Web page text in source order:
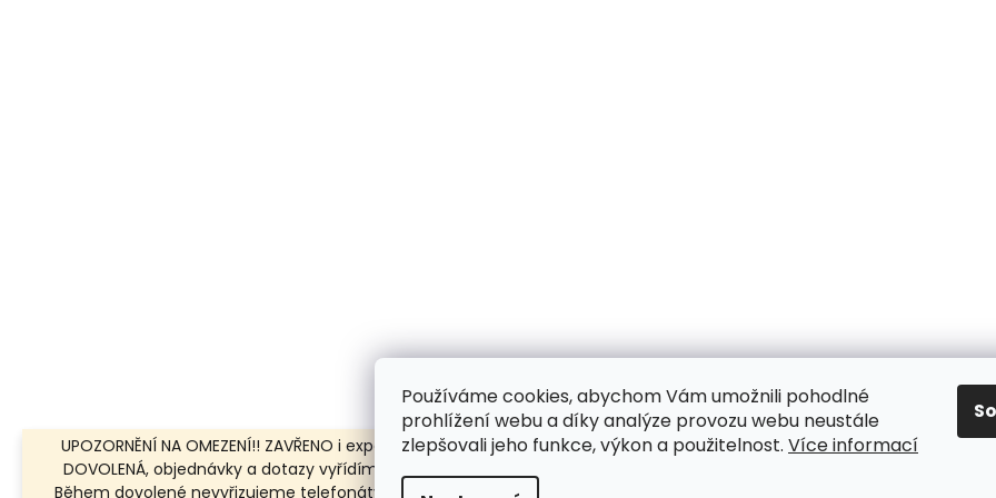
Používáme cookies, abychom Vám umožnili pohodlné
prohlížení webu a díky analýze provozu webu neustále
zlepšovali jeho funkce, výkon a použitelnost. Více informací
UPOZORNĚNÍ NA OMEZENÍ!! ZAVŘENO i expedice | 31.7.-8.8.
DOVOLENÁ, objednávky a dotazy vyřídíme po dovolené.
Během dovolené nevyřizujeme telefonáty!!! | Ostatní dny